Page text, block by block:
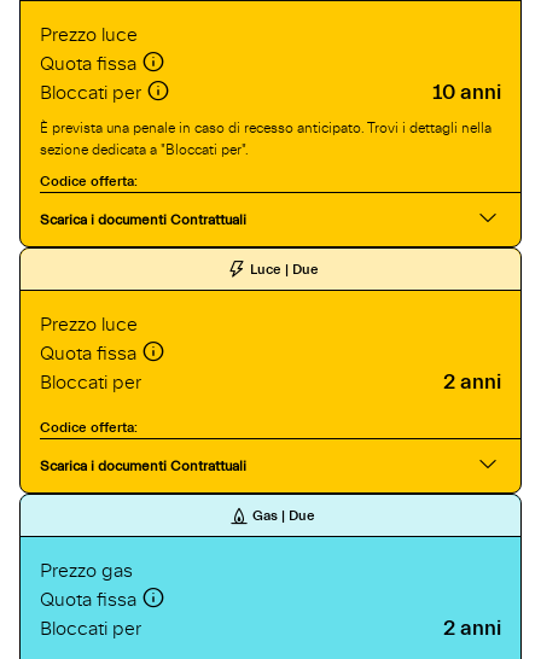
Prezzo luce
Quota fissa
Bloccati per
10 anni
È prevista una penale in caso di recesso anticipato. Trovi i dettagli nella
sezione dedicata a "Bloccati per".
Codice offerta:
Scarica i documenti Contrattuali
Luce | Due
Prezzo luce
Quota fissa
Bloccati per
2 anni
Codice offerta:
Scarica i documenti Contrattuali
Gas | Due
Prezzo gas
Quota fissa
Bloccati per
2 anni